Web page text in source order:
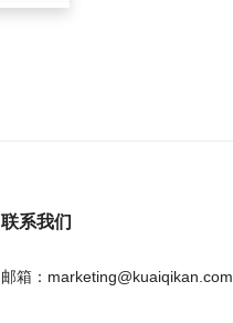
联系我们
邮箱：marketing@kuaiqikan.com